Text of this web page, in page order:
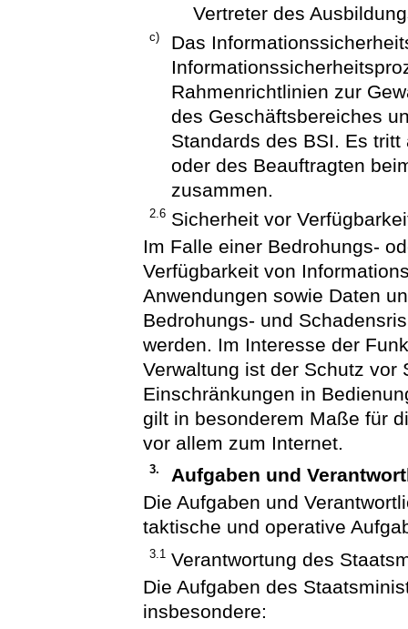
Vertreter des
c)
Das
Rahmenrichtlinien zur
des Geschäftsbereiches
Standards des BSI. Es
oder des Beauftragten
zusammen.
2.6 Sicherheit vor
Im Falle einer Bedrohungs-
Verfügbarkeit von
Anwendungen sowie Daten
Bedrohungs- und
werden. Im Interesse der
Verwaltung ist der Schutz vor
Einschränkungen in
gilt in besonderem Maße für
vor allem zum Internet.
3.
Aufgaben und
Die Aufgaben und
taktische und operative
3.1 Verantwortung des
Die Aufgaben des
insbesondere: